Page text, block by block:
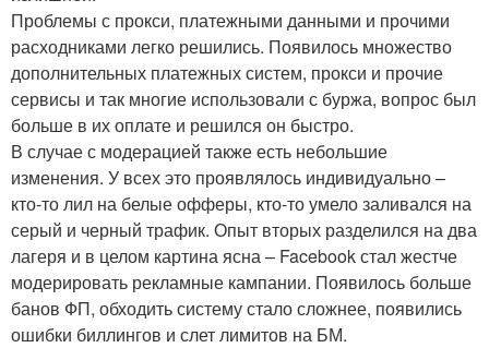
Проблемы с прокси, платежными данными и прочими
расходниками легко решились. Появилось множество
дополнительных платежных систем, прокси и прочие
сервисы и так многие использовали с буржа, вопрос был
больше в их оплате и решился он быстро.
В случае с модерацией также есть небольшие
изменения. У всех это проявлялось индивидуально –
кто-то лил на белые офферы, кто-то умело заливался на
серый и черный трафик. Опыт вторых разделился на два
лагеря и в целом картина ясна – Facebook стал жестче
модерировать рекламные кампании. Появилось больше
банов ФП, обходить систему стало сложнее, появились
ошибки биллингов и слет лимитов на БМ.